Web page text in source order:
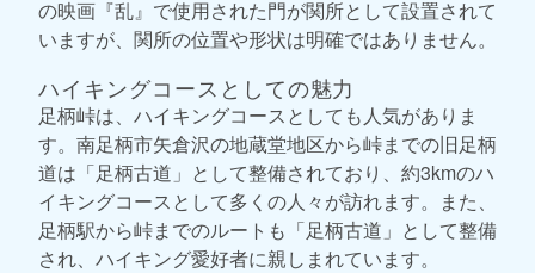
の映画『乱』で使用された門が関所として設置されて
いますが、関所の位置や形状は明確ではありません。
ハイキングコースとしての魅力
足柄峠は、ハイキングコースとしても人気がありま
す。南足柄市矢倉沢の地蔵堂地区から峠までの旧足柄
道は「足柄古道」として整備されており、約3kmのハ
イキングコースとして多くの人々が訪れます。また、
足柄駅から峠までのルートも「足柄古道」として整備
され、ハイキング愛好者に親しまれています。